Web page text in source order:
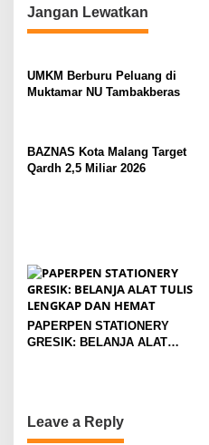
n
Jangan Lewatkan
UMKM Berburu Peluang di
Muktamar NU Tambakberas
BAZNAS Kota Malang Target
Qardh 2,5 Miliar 2026
PAPERPEN STATIONERY
GRESIK: BELANJA ALAT
Leave a Reply